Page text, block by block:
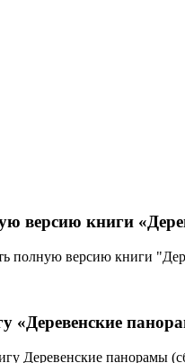
версию книги
полную версию книги
«Деревенские
Деревенские панорамы